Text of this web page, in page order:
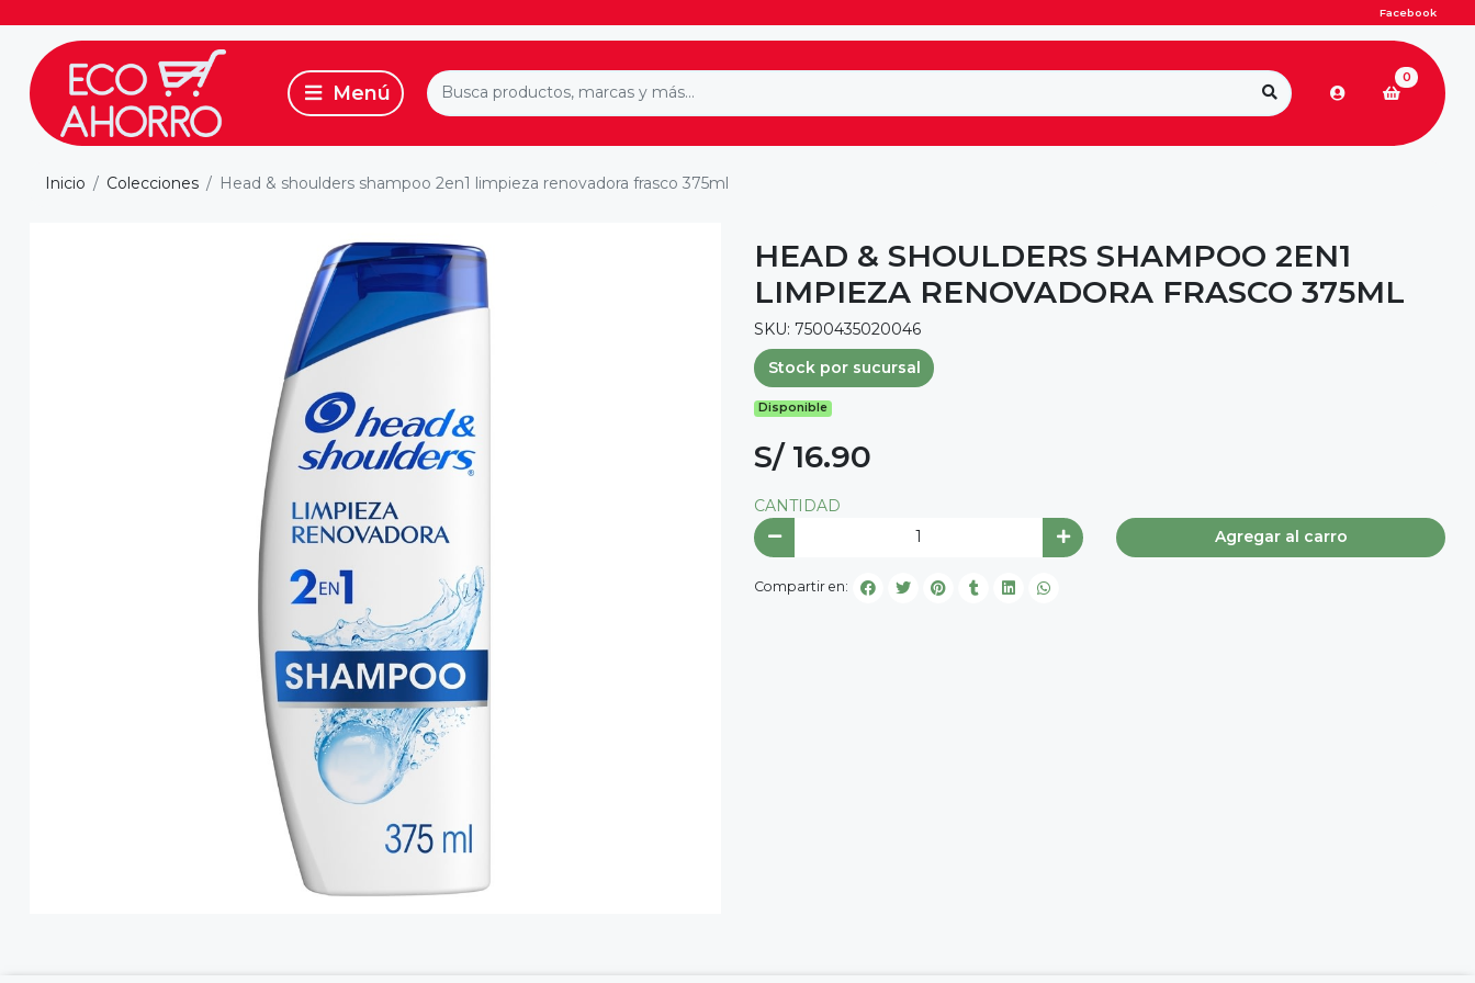
Facebook
0
Inicio Colecciones Head & shoulders shampoo 2en1 limpieza renovadora frasco 375ml
HEAD & SHOULDERS SHAMPOO 2EN1
LIMPIEZA RENOVADORA FRASCO 375ML
SKU: 7500435020046
Stock por sucursal
Disponible
S/ 16.90
CANTIDAD
Agregar al carro
Compartir en: